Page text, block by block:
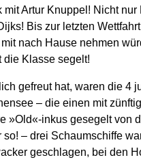
mit Artur Knuppel! Nicht nur
Bis zur letzten
nach Hause nehmen
die Klasse segelt!
gefreut hat, waren die 4
– die einen mit
»Old«-inkus gesegelt von
so! – drei Schaumschiffe
geschlagen, bei den